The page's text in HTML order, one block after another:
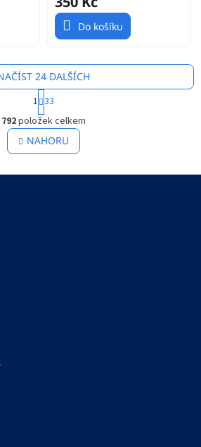
Do košíku
O
v
l
á
24 DALŠÍCH
S
t
r
á
n
k
v
1 33
792položek celkem
NAHORU